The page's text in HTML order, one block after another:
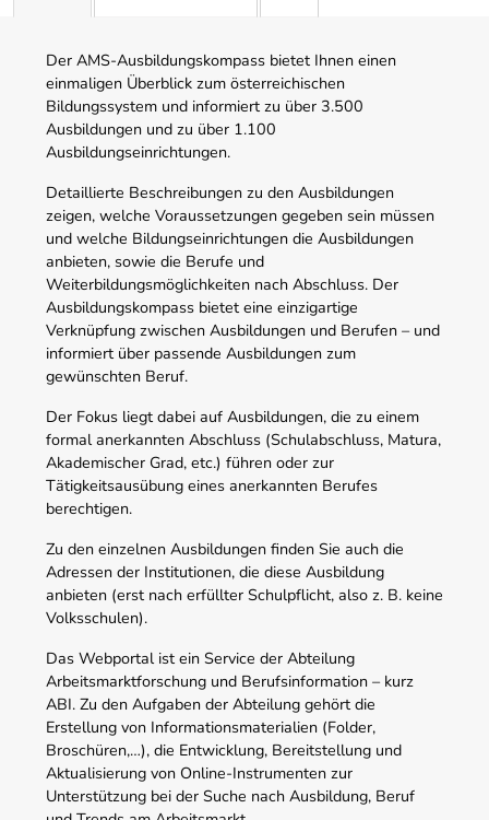
Der AMS-Ausbildungskompass bietet Ihnen einen
einmaligen Überblick zum österreichischen
Bildungssystem und informiert zu über 3.500
Ausbildungen und zu über 1.100
Ausbildungseinrichtungen.
Detaillierte Beschreibungen zu den Ausbildungen
zeigen, welche Voraussetzungen gegeben sein müssen
und welche Bildungseinrichtungen die Ausbildungen
anbieten, sowie die Berufe und
Weiterbildungsmöglichkeiten nach Abschluss. Der
Ausbildungskompass bietet eine einzigartige
Verknüpfung zwischen Ausbildungen und Berufen – und
informiert über passende Ausbildungen zum
gewünschten Beruf.
Der Fokus liegt dabei auf Ausbildungen, die zu einem
formal anerkannten Abschluss (Schulabschluss, Matura,
Akademischer Grad, etc.) führen oder zur
Tätigkeitsausübung eines anerkannten Berufes
berechtigen.
Zu den einzelnen Ausbildungen finden Sie auch die
Adressen der Institutionen, die diese Ausbildung
anbieten (erst nach erfüllter Schulpflicht, also z. B. keine
Volksschulen).
Das Webportal ist ein Service der Abteilung
Arbeitsmarktforschung und Berufsinformation – kurz
ABI. Zu den Aufgaben der Abteilung gehört die
Erstellung von Informationsmaterialien (Folder,
Broschüren,…), die Entwicklung, Bereitstellung und
Aktualisierung von Online-Instrumenten zur
Unterstützung bei der Suche nach Ausbildung, Beruf